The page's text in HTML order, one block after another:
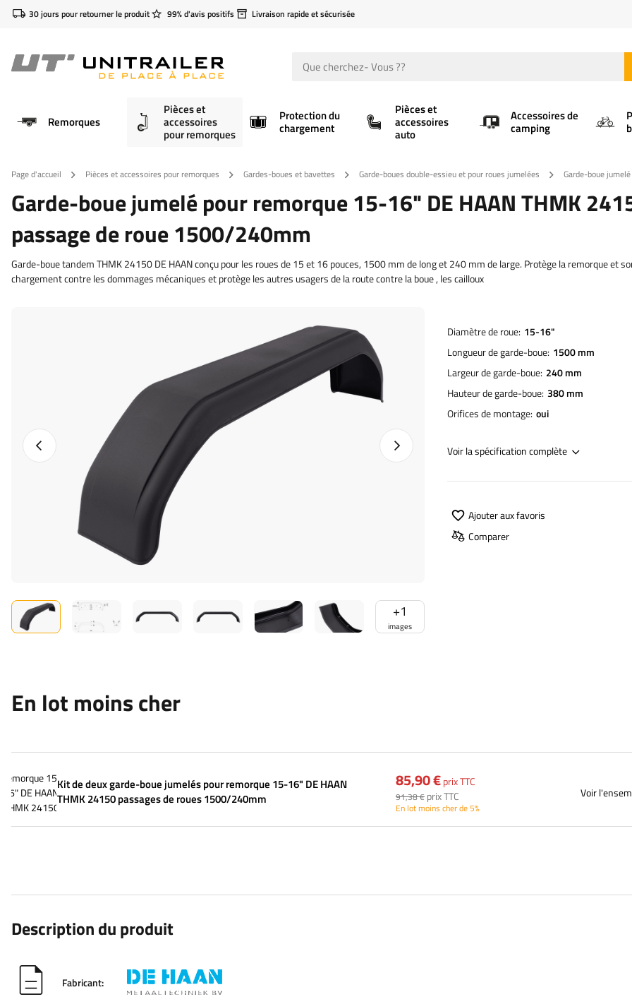
30 jours pour retourner le produit 99% d'avis positifs Livraison rapide et sécurisée
Remorques
Pièces et
accessoires
pour remorques
Protection du
chargement
Pièces et
accessoires
auto
Accessoires de
camping
Page d'accueil Pièces et accessoires pour remorques Gardes-boues et bavettes Garde-boues double-essieu et pour roues jumelées Garde-boue
Garde-boue jumelé pour remorque 15-16" DE HAAN THMK
passage de roue 1500/240mm
Garde-boue tandem THMK 24150 DE HAAN conçu pour les roues de 15 et 16 pouces, 1500 mm de long et 240 mm de large. Protège la remorque et
chargement contre les dommages mécaniques et protège les autres usagers de la route contre la boue , les cailloux
+1
images
Photo précédente Photo suivante
Diamètre de roue 15-16"
Longueur de garde-boue 1500 mm
Largeur de garde-boue 240 mm
Hauteur de garde-boue 380 mm
Orifices de montage oui
Voir la spécification complète
Ajouter aux favoris
Comparer
En lot moins cher
Kit de deux garde-boue jumelés pour remorque 15-16" DE HAAN
THMK 24150 passages de roues 1500/240mm
85,90 €prix TTC
91,38 € prix TTC
En lot moins cher de 5%
Voir
Description du produit
Fabricant: